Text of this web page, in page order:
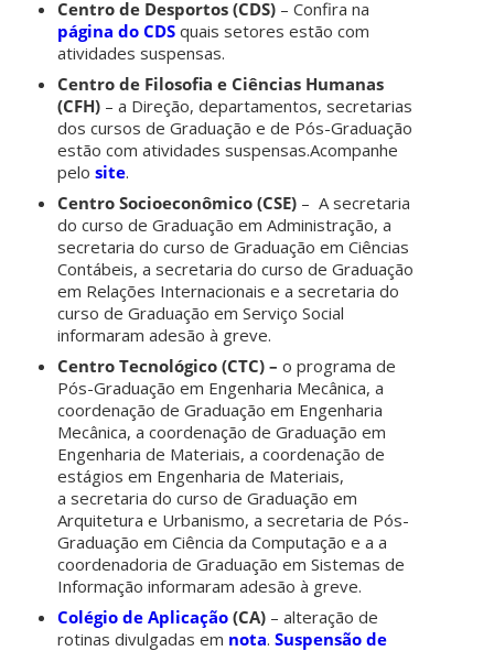
Centro de Desportos (CDS) – Confira na
página do CDS quais setores estão com
atividades suspensas.
Centro de Filosofia e Ciências Humanas
(CFH) – a Direção, departamentos, secretarias
dos cursos de Graduação e de Pós-Graduação
estão com atividades suspensas.Acompanhe
pelosite.
Centro Socioeconômico (CSE) – A secretaria
do curso de Graduação em Administração, a
secretaria do curso de Graduação em Ciências
Contábeis, a secretaria do curso de Graduação
em Relações Internacionais e a secretaria do
curso de Graduação em Serviço Social
informaram adesão à greve.
Centro Tecnológico (CTC) –o programa de
Pós-Graduação em Engenharia Mecânica, a
coordenação de Graduação em Engenharia
Mecânica, a coordenação de Graduação em
Engenharia de Materiais, a coordenação de
estágios em Engenharia de Materiais,
asecretaria do curso de Graduação em
Arquitetura e Urbanismo, a secretaria de Pós-
Graduação em Ciência da Computação e a a
coordenadoria de Graduação em Sistemas de
Informação informaram adesão à greve.
Colégio de Aplicação (CA) – alteração de
rotinas divulgadas em nota.Suspensão de